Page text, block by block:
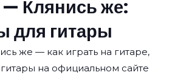
Клянись же:
для гитары
же — как играть на гитаре,
на официальном сайте